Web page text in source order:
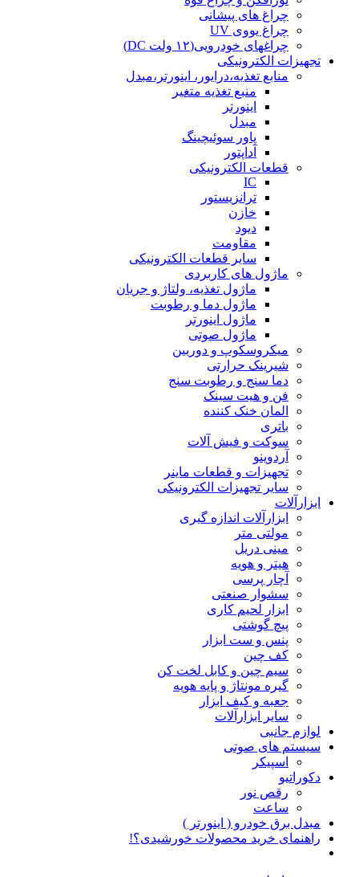
چراغ های پیشانی
چراغ یووی UV
چراغهای خودرویی(۱۲ ولت DC)
تجهیزات الکترونیکی
منابع تغذیه،درایور، اینورتر،مبدل
منبع تغذیه متغیر
اینورتر
مبدل
پاور سوئیچینگ
آداپتور
قطعات الکترونیکی
IC
ترانزیستور
خازن
دیود
مقاومت
سایر قطعات الکترونیکی
ماژول های کاربردی
ماژول تغذیه، ولتاژ و جریان
ماژول دما و رطوبت
ماژول اینورتر
ماژول صوتی
میکروسکوپ و دوربین
شیرینک حرارتی
دما سنج و رطوبت سنج
فن و هیت سینک
المان خنک کننده
باتری
سوکت و فیش آلات
آردوینو
تجهیزات و قطعات ماینر
سایر تجهیزات الکترونیکی
ابزارآلات
ابزارآلات اندازه گیری
مولتی متر
مینی دریل
هیتر و هویه
آچار پرسی
سشوار صنعتی
ابزار لحیم کاری
پیچ گوشتی
پنس و ست ابزار
کف چین
سیم چین و کابل لخت کن
گیره مونتاژ و پایه هویه
جعبه و کیف ابزار
سایر ابزارآلات
لوازم جانبی
سیستم های صوتی
اسپیکر
دکوراتیو
رقص نور
ساعت
مبدل برق خودرو ( اینورتر )
راهنمای خرید محصولات خورشیدی؟!